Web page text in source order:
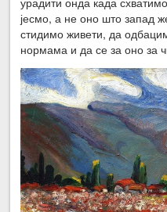
јесмо, а не оно што запад
стидимо живети, да
нормама и да се за оно за